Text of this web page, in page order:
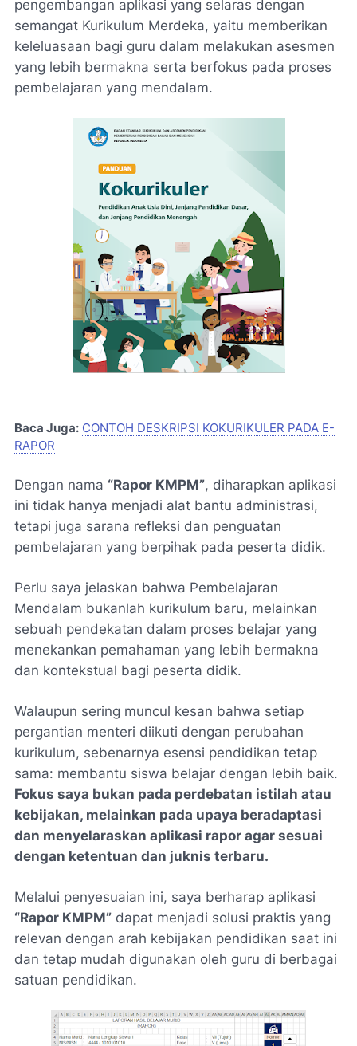
pengembangan aplikasi yang selaras dengan
semangat Kurikulum Merdeka, yaitu memberikan
keleluasaan bagi guru dalam melakukan asesmen
yang lebih bermakna serta berfokus pada proses
pembelajaran yang mendalam.
Baca Juga: CONTOH DESKRIPSI KOKURIKULER PADA E-
RAPOR
Dengan nama “Rapor KMPM”, diharapkan aplikasi
ini tidak hanya menjadi alat bantu administrasi,
tetapi juga sarana refleksi dan penguatan
pembelajaran yang berpihak pada peserta didik.
Perlu saya jelaskan bahwa Pembelajaran
Mendalam bukanlah kurikulum baru, melainkan
sebuah pendekatan dalam proses belajar yang
menekankan pemahaman yang lebih bermakna
dan kontekstual bagi peserta didik.
Walaupun sering muncul kesan bahwa setiap
pergantian menteri diikuti dengan perubahan
kurikulum, sebenarnya esensi pendidikan tetap
sama: membantu siswa belajar dengan lebih baik.
Fokus saya bukan pada perdebatan istilah atau
kebijakan, melainkan pada upaya beradaptasi
dan menyelaraskan aplikasi rapor agar sesuai
dengan ketentuan dan juknis terbaru.
Melalui penyesuaian ini, saya berharap aplikasi
“Rapor KMPM” dapat menjadi solusi praktis yang
relevan dengan arah kebijakan pendidikan saat ini
dan tetap mudah digunakan oleh guru di berbagai
satuan pendidikan.